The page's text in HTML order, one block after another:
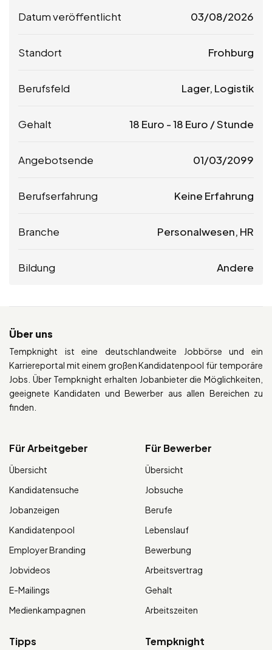
Datum veröffentlicht 03/08/2026
Standort Frohburg
Berufsfeld Lager, Logistik
Gehalt 18 Euro -18 Euro / Stunde
Angebotsende 01/03/2099
Berufserfahrung Keine Erfahrung
Branche Personalwesen, HR
Bildung Andere
Über uns
Tempknight ist eine deutschlandweite Jobbörse und ein
Karriereportal mit einem großen Kandidatenpool für temporäre
Jobs. Über Tempknight erhalten Jobanbieter die Möglichkeiten,
geeignete Kandidaten und Bewerber aus allen Bereichen zu
finden.
Für Arbeitgeber
Übersicht
Kandidatensuche
Jobanzeigen
Kandidatenpool
Employer Branding
Jobvideos
E-Mailings
Medienkampagnen
Für Bewerber
Übersicht
Jobsuche
Berufe
Lebenslauf
Bewerbung
Arbeitsvertrag
Gehalt
Arbeitszeiten
Tipps Tempknight